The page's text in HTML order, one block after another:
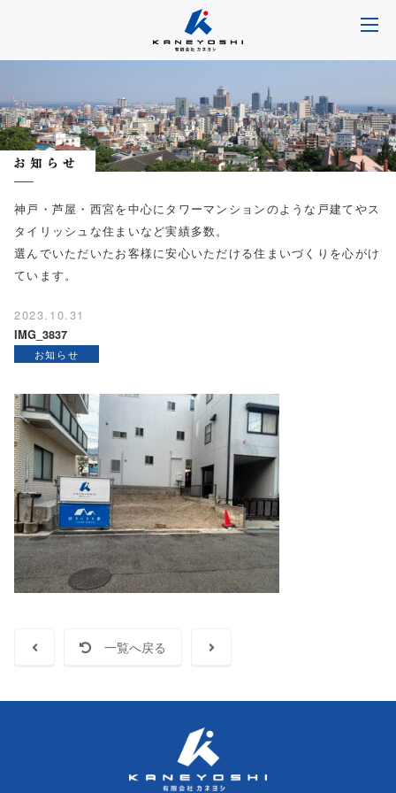
神戸・芦屋・西宮を中心にタワーマンションのような戸建てやス
タイリッシュな住まいなど実績多数。
選んでいただいたお客様に安心いただける住まいづくりを心がけ
ています。
2023.10.31
IMG_3837
お知らせ
一覧へ戻る